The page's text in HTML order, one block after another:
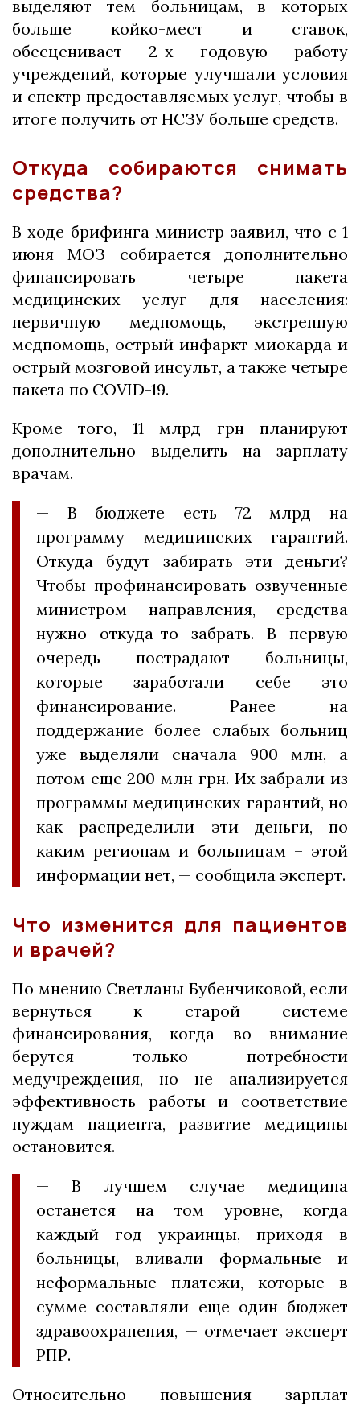
выделяют тем больницам, в которых
больше койко-мест и ставок,
обесценивает 2-х годовую работу
учреждений, которые улучшали условия
и спектр предоставляемых услуг, чтобы в
итоге получить от НСЗУ больше средств.
Откуда собираются снимать
средства?
В ходе брифинга министр заявил, что с 1
июня МОЗ собирается дополнительно
финансировать четыре пакета
медицинских услуг для населения:
первичную медпомощь, экстренную
медпомощь, острый инфаркт миокарда и
острый мозговой инсульт, а также четыре
пакета по COVID-19.
Кроме того, 11 млрд грн планируют
дополнительно выделить на зарплату
врачам.
— В бюджете есть 72 млрд на
программу медицинских гарантий.
Откуда будут забирать эти деньги?
Чтобы профинансировать озвученные
министром направления, средства
нужно откуда-то забрать. В первую
очередь пострадают больницы,
которые заработали себе это
финансирование. Ранее на
поддержание более слабых больниц
уже выделяли сначала 900 млн, а
потом еще 200 млн грн. Их забрали из
программы медицинских гарантий, но
как распределили эти деньги, по
каким регионам и больницам – этой
информации нет, — сообщила эксперт.
Что изменится для пациентов
и врачей?
По мнению Светланы Бубенчиковой, если
вернуться к старой системе
финансирования, когда во внимание
берутся только потребности
медучреждения, но не анализируется
эффективность работы и соответствие
нуждам пациента, развитие медицины
остановится.
— В лучшем случае медицина
останется на том уровне, когда
каждый год украинцы, приходя в
больницы, вливали формальные и
неформальные платежи, которые в
сумме составляли еще один бюджет
здравоохранения, — отмечает эксперт
РПР.
Относительно повышения зарплат